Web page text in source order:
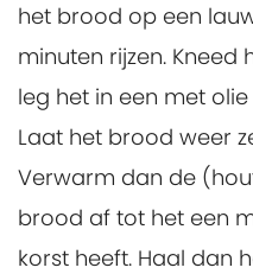
het brood op een
minuten rijzen.
leg het in een met
Laat het brood weer
Verwarm dan de
brood af tot het een
korst heeft. Haal dan